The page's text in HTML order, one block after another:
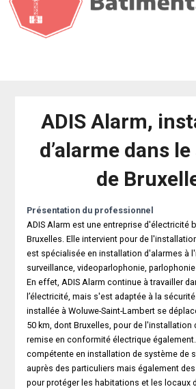
ADIS Alarm,
d’alarme dans
de
Présentation du professionnel
ADIS Alarm est une entreprise d'électricité
Bruxelles. Elle intervient pour de
est spécialisée en installation d'alarmes à
surveillance, videoparlophonie,
En effet, ADIS Alarm continue à travailler
l’électricité, mais s'est adaptée à la
installée à Woluwe-Saint-Lambert se
50 km, dont Bruxelles, pour de l'installation
remise en conformité électrique
compétente en installation de système de
auprès des particuliers mais également
pour protéger les habitations et les locaux